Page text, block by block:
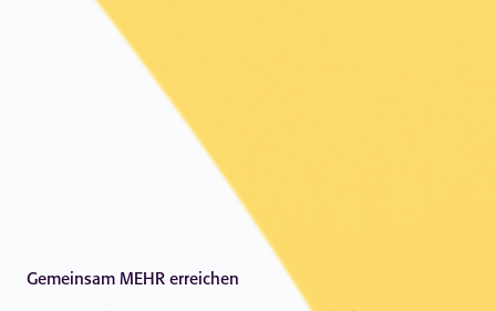
Gemeinsam MEHR erreichen